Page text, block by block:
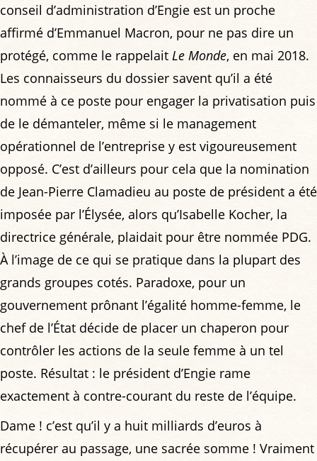
conseil d’administration d’Engie est un proche
affirmé d’Emmanuel Macron, pour ne pas dire un
protégé, comme le rappelait Le Monde, en mai 2018.
Les connaisseurs du dossier savent qu’il a été
nommé à ce poste pour engager la privatisation puis
de le démanteler, même si le management
opérationnel de l’entreprise y est vigoureusement
opposé. C’est d’ailleurs pour cela que la nomination
de Jean-Pierre Clamadieu au poste de président a été
imposée par l’Élysée, alors qu’Isabelle Kocher, la
directrice générale, plaidait pour être nommée PDG.
À l’image de ce qui se pratique dans la plupart des
grands groupes cotés. Paradoxe, pour un
gouvernement prônant l’égalité homme-femme, le
chef de l’État décide de placer un chaperon pour
contrôler les actions de la seule femme à un tel
poste. Résultat : le président d’Engie rame
exactement à contre-courant du reste de l’équipe.
Dame ! c’est qu’il y a huit milliards d’euros à
récupérer au passage, une sacrée somme ! Vraiment